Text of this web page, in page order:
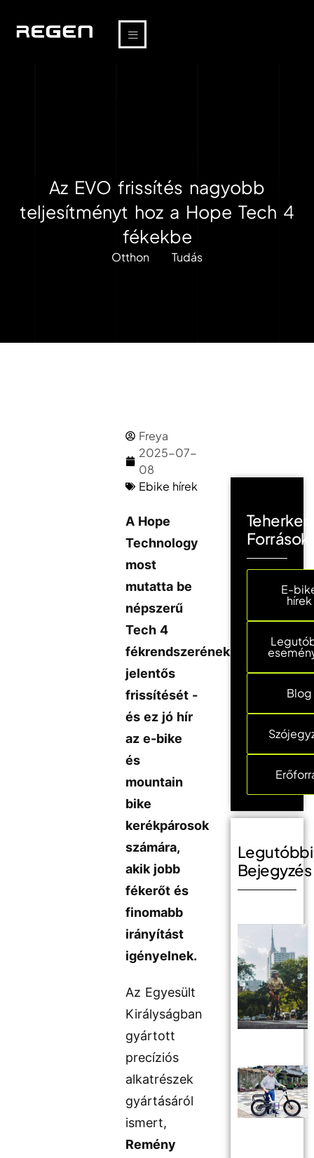
Az EVO frissítés nagyobb
teljesítményt hoz a Hope Tech 4
fékekbe
Otthon Tudás
Freya
2025-07-
08
Ebike hírek
A Hope
Technology
most
mutatta be
népszerű
Tech 4
fékrendszerének
jelentős
frissítését -
és ez jó hír
az e-bike
és
mountain
bike
kerékpárosok
számára,
akik jobb
fékerőt és
finomabb
irányítást
igényelnek.
Az Egyesült
Királyságban
gyártott
precíziós
alkatrészek
gyártásáról
ismert,
Remény
Források
E-
hírek
Blog
Legutóbbi
Bejegyzés